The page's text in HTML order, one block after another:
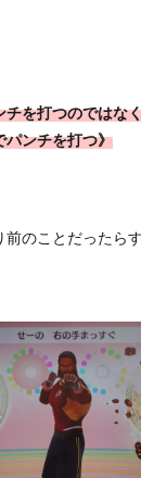
チを打つのではな
パンチを打つ》
のことだったらす